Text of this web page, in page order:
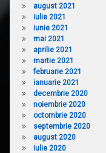
august 2021
iulie 2021
iunie 2021
mai 2021
aprilie 2021
martie 2021
februarie 2021
ianuarie 2021
decembrie 2020
noiembrie 2020
octombrie 2020
septembrie 2020
august 2020
iulie 2020